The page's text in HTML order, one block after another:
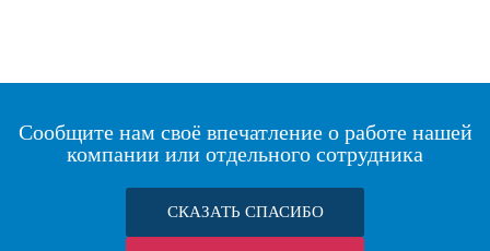
Сообщите нам своё впечатление о работе нашей
компании или отдельного сотрудника
СКАЗАТЬ СПАСИБО